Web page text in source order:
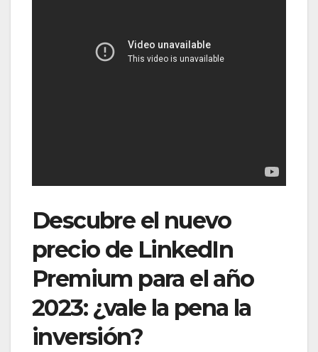
Descubre el nuevo
precio de LinkedIn
Premium para el año
2023: ¿vale la pena la
inversión?